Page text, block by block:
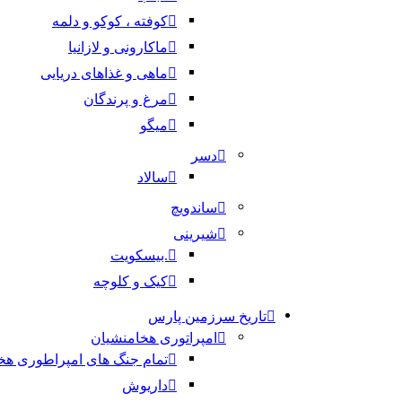
کوفته ، کوکو و دلمه
ماکارونی و لازانیا
ماهی و غذاهای دریایی
مرغ و پرندگان
میگو
دسر
سالاد
ساندویچ
شیرینی
.بیسکویت
کیک و کلوچه
تاریخ سرزمین پارس
امپراتوری هخامنشیان
تمام جنگ های امپراطوری
داریوش